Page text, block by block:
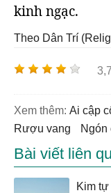
kinh ngạc.
Theo Dân Trí
3,7
Xem thêm: ai cập
rượu vang
Bài viết liên
Kim